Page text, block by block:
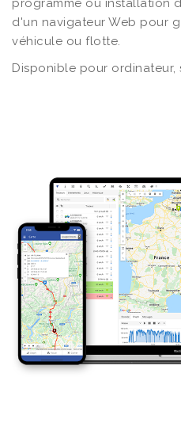
programme ou installation
d'un navigateur Web pour
véhicule ou flotte.
Disponible pour